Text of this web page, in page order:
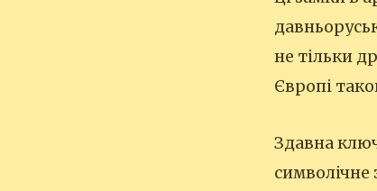
не тільки
Європі
Здавна